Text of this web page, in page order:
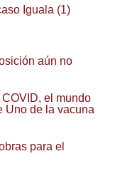
Iguala (1)
aún no
el mundo
Uno de la vacuna
para el